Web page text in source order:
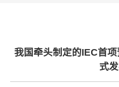
我国牵头制定的IEC首
式